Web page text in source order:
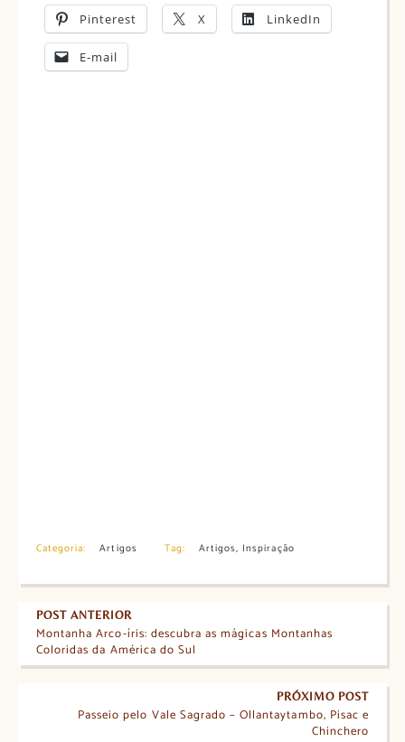
Pinterest X LinkedIn
E-mail
Categoria: Artigos Tag: Artigos, Inspiração
POST ANTERIOR
Montanha Arco-íris: descubra as mágicas Montanhas
Coloridas da América do Sul
PRÓXIMO POST
Passeio pelo Vale Sagrado – Ollantaytambo, Pisac e
Chinchero